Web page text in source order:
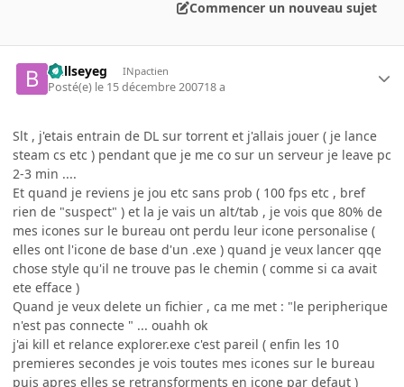
Commencer un nouveau sujet
bullseyeg INpactien
Posté(e) le 15 décembre 200718 a
Slt , j'etais entrain de DL sur torrent et j'allais jouer ( je lance
steam cs etc ) pendant que je me co sur un serveur je leave pc
2-3 min ....
Et quand je reviens je jou etc sans prob ( 100 fps etc , bref
rien de "suspect" ) et la je vais un alt/tab , je vois que 80% de
mes icones sur le bureau ont perdu leur icone personalise (
elles ont l'icone de base d'un .exe ) quand je veux lancer qqe
chose style qu'il ne trouve pas le chemin ( comme si ca avait
ete efface )
Quand je veux delete un fichier , ca me met : "le peripherique
n'est pas connecte " ... ouahh ok
j'ai kill et relance explorer.exe c'est pareil ( enfin les 10
premieres secondes je vois toutes mes icones sur le bureau
puis apres elles se retransforments en icone par defaut )